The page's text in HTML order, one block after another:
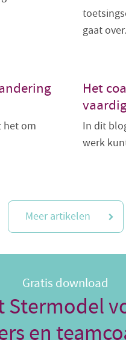
gaat
het om
Het
In dit
werk
Meer artikelen
Gratis download
Stermodel
en